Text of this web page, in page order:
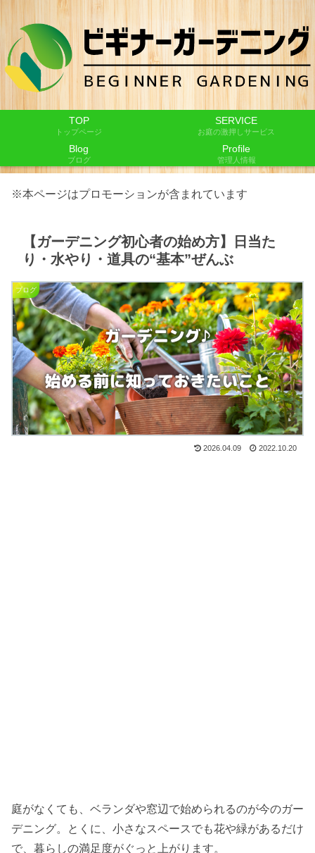
TOP
トップページ
SERVICE
お庭の激押しサービス
Blog
ブログ
Profile
管理人情報
※本ページはプロモーションが含まれています
【ガーデニング初心者の始め方】日当た
り・水やり・道具の“基本”ぜんぶ
ブログ
2026.04.09 2022.10.20
庭がなくても、ベランダや窓辺で始められるのが今のガー
デニング。とくに、小さなスペースでも花や緑があるだけ
で、暮らしの満足度がぐっと上がります。